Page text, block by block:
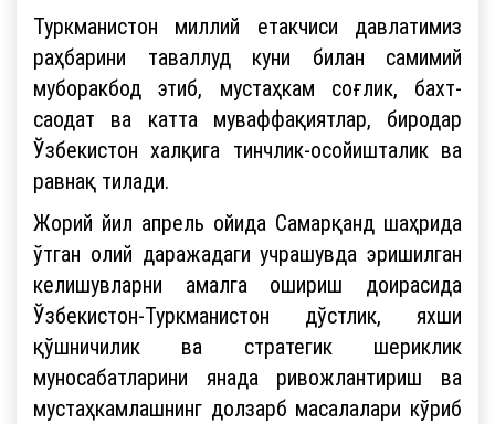
Туркманистон миллий етакчиси давлатимиз
раҳбарини таваллуд куни билан самимий
муборакбод этиб, мустаҳкам соғлик, бахт-
саодат ва катта муваффақиятлар, биродар
Ўзбекистон халқига тинчлик-осойишталик ва
равнақ тилади.
Жорий йил апрель ойида Самарқанд шаҳрида
ўтган олий даражадаги учрашувда эришилган
келишувларни амалга ошириш доирасида
Ўзбекистон-Туркманистон дўстлик, яхши
қўшничилик ва стратегик шериклик
муносабатларини янада ривожлантириш ва
мустаҳкамлашнинг долзарб масалалари кўриб